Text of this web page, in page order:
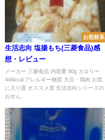
お煎餅系
生活志向 塩揚もち(三菱食品)感
想・レビュー
メーカー 三菱食品 内容量 80g カロリー
446kcal アレルギー物質 大豆・鶏肉 お気
に入り度 オススメ度 生活志向シリーズの
おせん...